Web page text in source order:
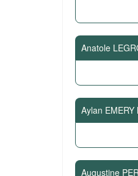
Anatole
Aylan EMERY
Augustine